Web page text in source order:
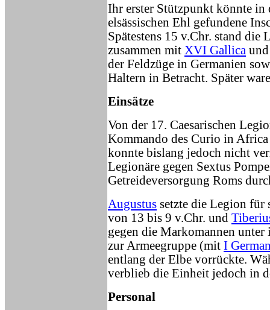
Ihr erster Stützpunkt könnte in
elsässischen Ehl gefundene
Spätestens 15 v.Chr. stand die
zusammen mit XVI Gallica
der Feldzüge in Germanien
Haltern in Betracht. Später
Einsätze
Von der 17. Caesarischen
Kommando des Curio in
konnte bislang jedoch nicht
Legionäre gegen Sextus
Getreideversorgung Roms
Augustus setzte die Legion für
von 13 bis 9 v.Chr. und
gegen die Markomannen
zur Armeegruppe (mit I
entlang der Elbe vorrückte.
verblieb die Einheit jedoch in
Personal